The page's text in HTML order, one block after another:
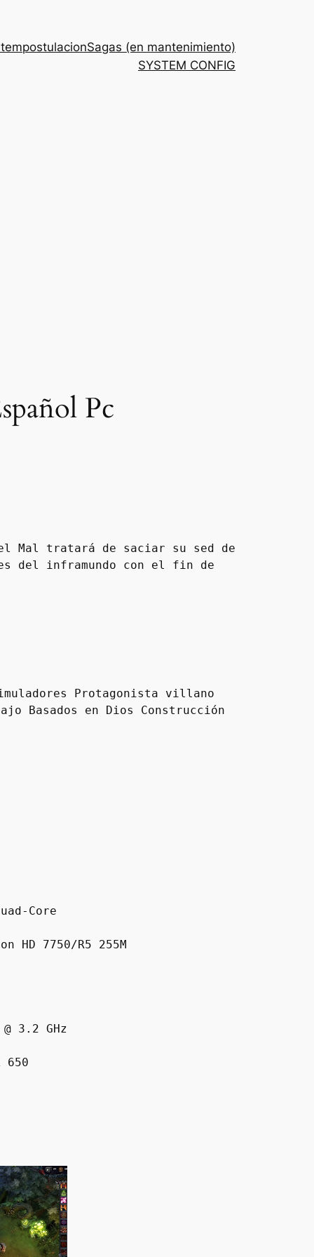
postulacionSagas (en mantenimiento)
SYSTEM CONFIG
Pc
el Mal tratará de saciar su sed de
del inframundo con el fin de
Protagonista villano
Basados en Dios Construcción
Core
HD 7750/R5 255M
3.2 GHz
650